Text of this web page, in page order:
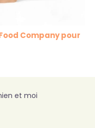
Company pour
et moi